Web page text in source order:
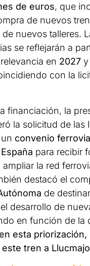
de euros, que
de nuevos
nuevos talleres.
se reflejarán a
en 2027 y
con la
financiación, la
la solicitud de las
convenio
para recibir
la red
destacó el
de
desarrollo de
en función de la
esta
tren a